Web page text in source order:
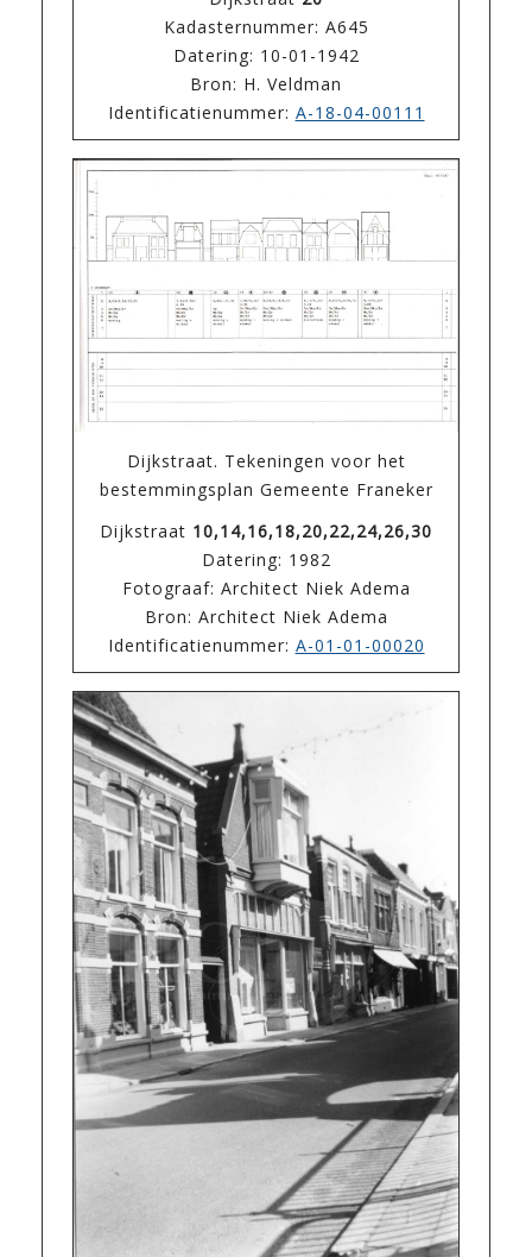
Kadasternummer: A645
Datering: 10-01-1942
Bron: H. Veldman
Identificatienummer: A-18-04-00111
Dijkstraat. Tekeningen voor het
bestemmingsplan Gemeente Franeker
Dijkstraat 10,14,16,18,20,22,24,26,30
Datering: 1982
Fotograaf: Architect Niek Adema
Bron: Architect Niek Adema
Identificatienummer: A-01-01-00020